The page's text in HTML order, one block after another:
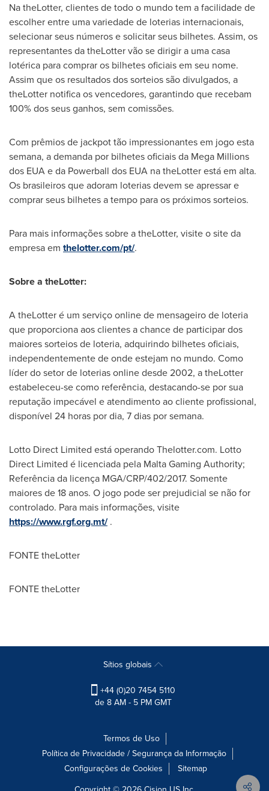
Na theLotter, clientes de todo o mundo tem a facilidade de
escolher entre uma variedade de loterias internacionais,
selecionar seus números e solicitar seus bilhetes. Assim, os
representantes da theLotter vão se dirigir a uma casa
lotérica para comprar os bilhetes oficiais em seu nome.
Assim que os resultados dos sorteios são divulgados, a
theLotter notifica os vencedores, garantindo que recebam
100% dos seus ganhos, sem comissões.
Com prêmios de jackpot tão impressionantes em jogo esta
semana, a demanda por bilhetes oficiais da Mega Millions
dos EUA e da Powerball dos EUA na theLotter está em alta.
Os brasileiros que adoram loterias devem se apressar e
comprar seus bilhetes a tempo para os próximos sorteios.
Para mais informações sobre a theLotter, visite o site da
empresa em thelotter.com/pt/.
Sobre a theLotter:
A theLotter é um serviço online de mensageiro de loteria
que proporciona aos clientes a chance de participar dos
maiores sorteios de loteria, adquirindo bilhetes oficiais,
independentemente de onde estejam no mundo. Como
líder do setor de loterias online desde 2002, a theLotter
estabeleceu-se como referência, destacando-se por sua
reputação impecável e atendimento ao cliente profissional,
disponível 24 horas por dia, 7 dias por semana.
Lotto Direct Limited está operando Thelotter.com. Lotto
Direct Limited é licenciada pela Malta Gaming Authority;
Referência da licença MGA/CRP/402/2017. Somente
maiores de 18 anos. O jogo pode ser prejudicial se não for
controlado. Para mais informações, visite
https://www.rgf.org.mt/.
FONTE theLotter
FONTE theLotter
Sítios globais
+44 (0)20 7454 5110
de 8 AM - 5 PM GMT
Termos de Uso
Política de Privacidade / Segurança da Informação
Configurações de Cookies
Sitemap